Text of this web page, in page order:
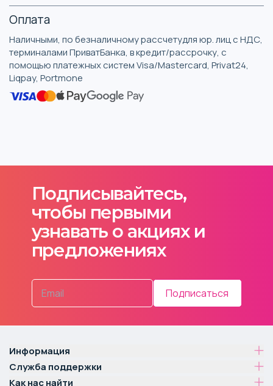
Оплата
Наличными, по безналичному рассчетудля юр. лиц с НДС,
терминалами ПриватБанка, в кредит/рассрочку, с
помощью платежных систем Visa/Mastercard, Privat24,
Liqpay, Portmone
Подписывайтесь,
чтобы первыми
узнавать о акциях и
предложениях
Подписаться
Информация
Служба поддержки
Как нас найти